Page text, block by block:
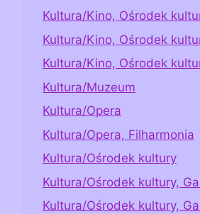
Kultura/Kino, Ośrodek
Kultura/Kino, Ośrodek
Kultura/Kino, Ośrodek
Kultura/Muzeum
Kultura/Opera
Kultura/Opera, Filharmonia
Kultura/Ośrodek kultury
Kultura/Ośrodek kultury,
Kultura/Ośrodek kultury,